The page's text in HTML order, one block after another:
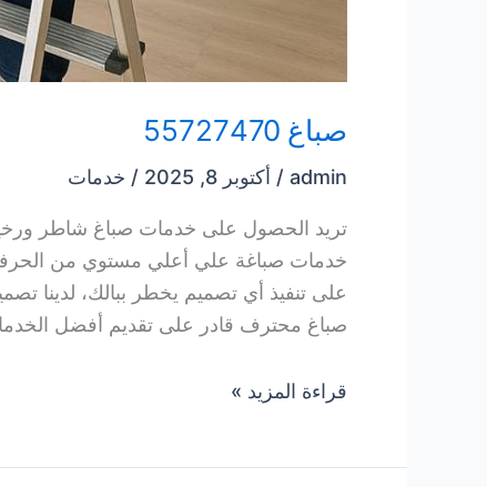
صباغ 55727470
admin
/ أكتوبر 8, 2025 / خدمات
تريد الحصول على خدمات صباغ شاطر
خدمات صباغة علي أعلي مستوي من
على تنفيذ أي تصميم يخطر ببالك، لدينا
صباغ محترف قادر على تقديم أفضل
صباغ
قراءة المزيد »